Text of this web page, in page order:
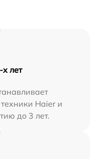
лет
Haier и
до 3 лет.